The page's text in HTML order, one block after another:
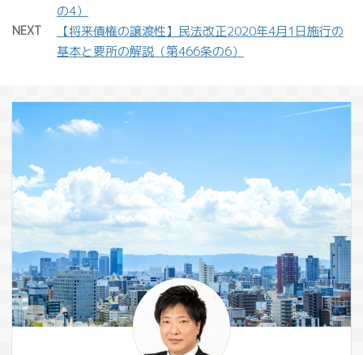
の4）
NEXT
【将来債権の譲渡性】民法改正2020年4月1日施行の
基本と要所の解説（第466条の6）